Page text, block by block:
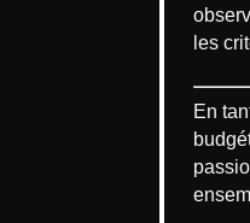
les
En